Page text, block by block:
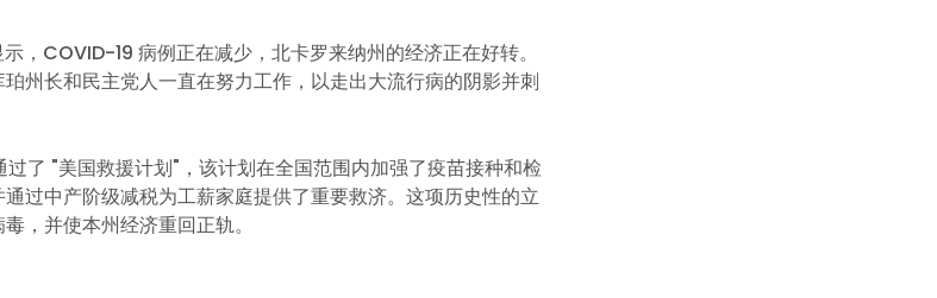
，COVID-19 病例正在减少，北卡罗来纳州的经济正在好转。
州长和民主党人一直在努力工作，以走出大流行病的阴影并刺
了 "美国救援计划"，该计划在全国范围内加强了疫苗接种和检
过中产阶级减税为工薪家庭提供了重要救济。这项历史性的立
，并使本州经济重回正轨。